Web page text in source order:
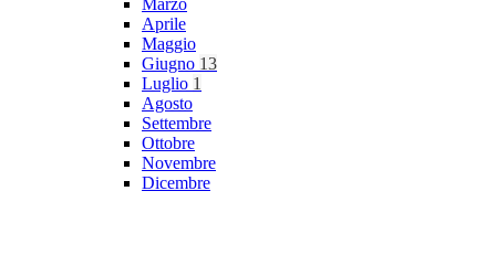
Marzo
Aprile
Maggio
Giugno 13
Luglio 1
Agosto
Settembre
Ottobre
Novembre
Dicembre